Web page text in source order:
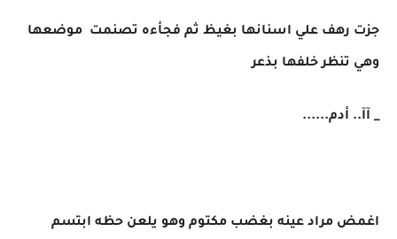
جزت رهف علي اسنانها بغيظ ثم فجأءه تصنمت موضعها
وهي تنظر خلفها بذعر
_ آآ.. أدم......
اغمض مراد عينه بغضب مكتوم وهو يلعن حظه ابتسم